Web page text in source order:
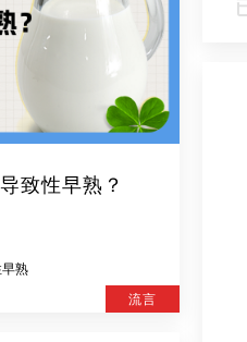
致性早熟？
熟
流言